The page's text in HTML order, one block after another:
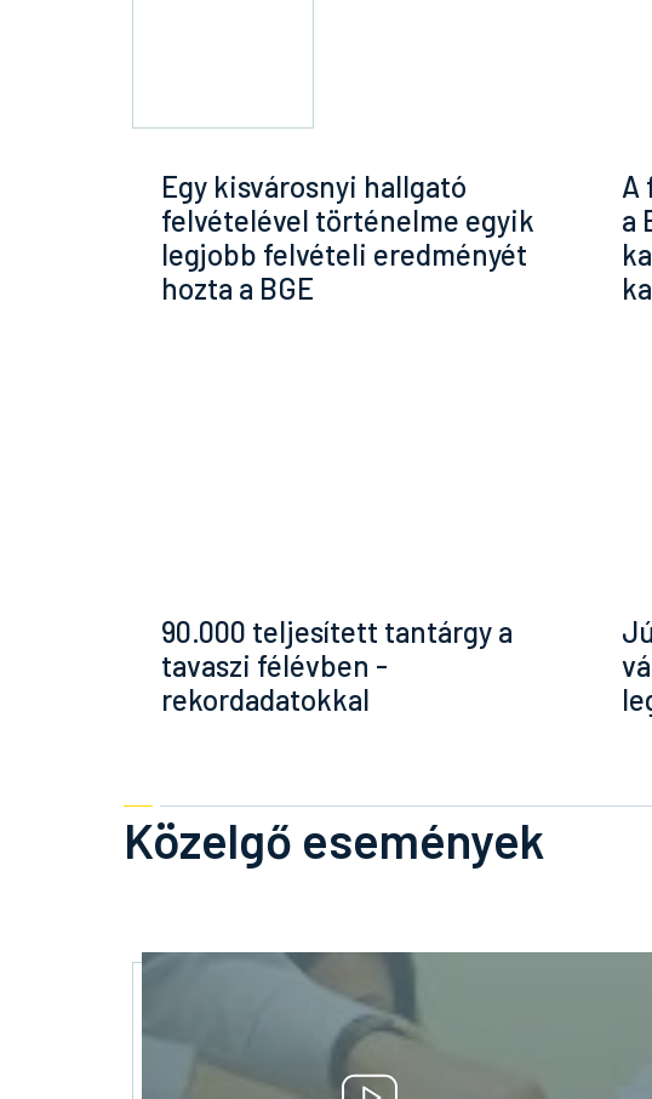
Egy kisvárosnyi hallgató
felvételével történelme egyik
legjobb felvételi eredményét
hozta a BGE
A
a
90.000 teljesített tantárgy a
tavaszi félévben -
rekordadatokkal
Közelgő események